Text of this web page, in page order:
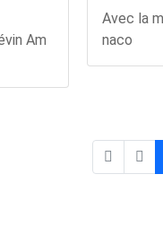
Am
Avec la
naco